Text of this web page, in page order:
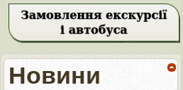
Новини